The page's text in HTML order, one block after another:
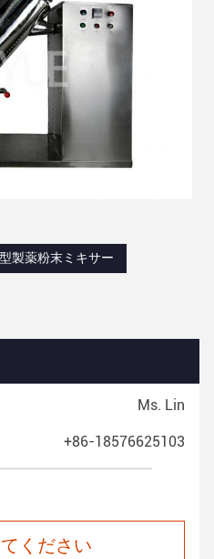
製薬粉末ミキサー
Ms. Lin
+86-18576625103
ください